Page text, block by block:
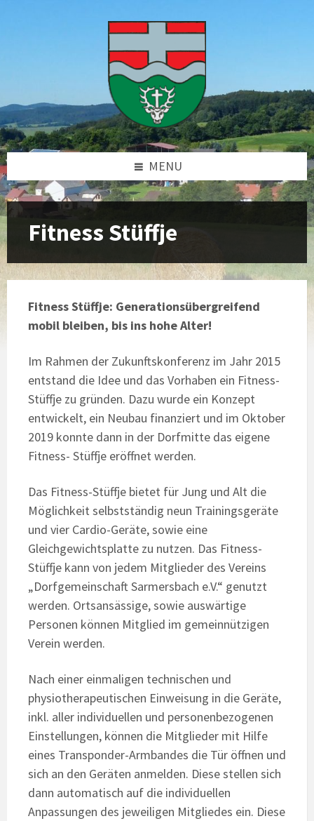
MENU
Fitness Stüffje
Fitness Stüffje: Generationsübergreifend
mobil bleiben, bis ins hohe Alter!
Im Rahmen der Zukunftskonferenz im Jahr 2015
entstand die Idee und das Vorhaben ein Fitness-
Stüffje zu gründen. Dazu wurde ein Konzept
entwickelt, ein Neubau finanziert und im Oktober
2019 konnte dann in der Dorfmitte das eigene
Fitness- Stüffje eröffnet werden.
Das Fitness-Stüffje bietet für Jung und Alt die
Möglichkeit selbstständig neun Trainingsgeräte
und vier Cardio-Geräte, sowie eine
Gleichgewichtsplatte zu nutzen. Das Fitness-
Stüffje kann von jedem Mitglieder des Vereins
„Dorfgemeinschaft Sarmersbach e.V.“ genutzt
werden. Ortsansässige, sowie auswärtige
Personen können Mitglied im gemeinnützigen
Verein werden.
Nach einer einmaligen technischen und
physiotherapeutischen Einweisung in die Geräte,
inkl. aller individuellen und personenbezogenen
Einstellungen, können die Mitglieder mit Hilfe
eines Transponder-Armbandes die Tür öffnen und
sich an den Geräten anmelden. Diese stellen sich
dann automatisch auf die individuellen
Anpassungen des jeweiligen Mitgliedes ein. Diese